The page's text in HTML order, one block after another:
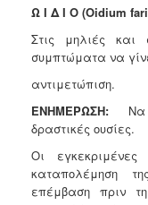
Ω Ι Δ Ι Ο (Oidium
Στις μηλιές και
συμπτώματα να
αντιμετώπιση.
ΕΝΗΜΕΡΩΣΗ: Να
δραστικές ουσίες.
Οι
καταπολέμηση
επέμβαση πριν τη